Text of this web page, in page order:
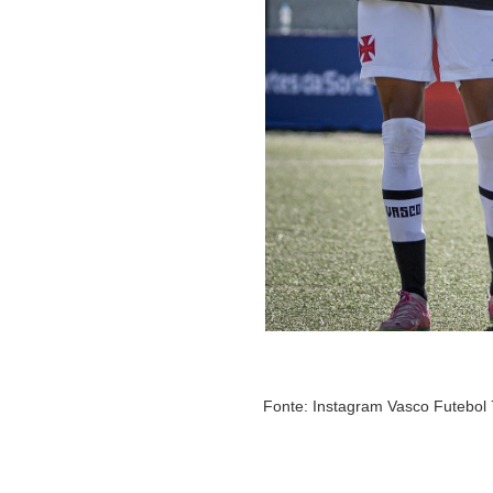
Fonte: Instagram Vasco Futebol